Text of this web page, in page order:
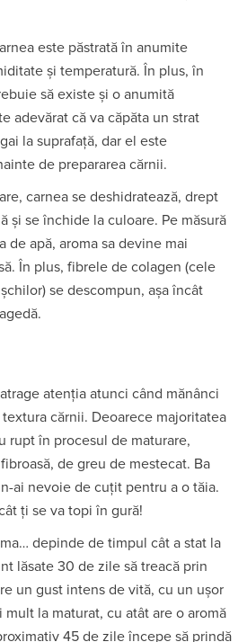
este păstrată în anumite
și temperatură. În plus, în
să existe și o anumită
adevărat că va căpăta un strat
la suprafață, dar el este
de prepararea cărnii.
carnea se deshidratează, drept
și se închide la culoare. Pe măsură
de apă, aroma sa devine mai
În plus, fibrele de colagen (cele
se descompun, așa încât
atenția atunci când mănânci
cărnii. Deoarece majoritatea
rupt în procesul de maturare,
de greu de mestecat. Ba
ai nevoie de cuțit pentru a o tăia.
ți se va topi în gură!
depinde de timpul cât a stat la
lăsate 30 de zile să treacă prin
un gust intens de vită, cu un ușor
mult la maturat, cu atât are o aromă
45 de zile începe să prindă